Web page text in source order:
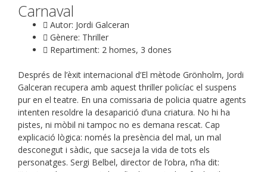
Carnaval
Autor: Jordi Galceran
Gènere: Thriller
Repartiment: 2 homes, 3 dones
Després de l’èxit internacional d’El mètode Grönholm, Jordi
Galceran recupera amb aquest thriller policíac el suspens
pur en el teatre. En una comissaria de policia quatre agents
intenten resoldre la desaparició d’una criatura. No hi ha
pistes, ni mòbil ni tampoc no es demana rescat. Cap
explicació lògica: només la presència del mal, un mal
desconegut i sàdic, que sacseja la vida de tots els
personatges. Sergi Belbel, director de l’obra, n’ha dit: